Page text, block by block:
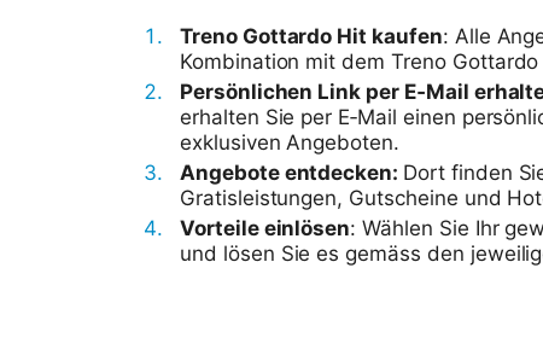
Treno Gottardo Hit kaufen: Alle
Kombination mit dem Treno
Persönlichen Link per E‑Mail
erhalten Sie per E‑Mail einen
exklusiven Angeboten.
Angebote entdecken: Dort finden
Gratisleistungen, Gutscheine und
Vorteile einlösen: Wählen Sie Ihr
und lösen Sie es gemäss den